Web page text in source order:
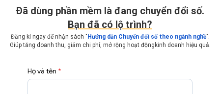
Ðã dùng phần mềm là đang chuyển đổi số.
Bạn đã có lộ trình?
Đăng kí ngay để nhận sách " Hướng dẫn Chuyển đổi số theo ngành nghề".
Giúp tăng doanh thu, giảm chi phí, mở rộng hoạt động kinh doanh hiệu quả.
Họ và tên *